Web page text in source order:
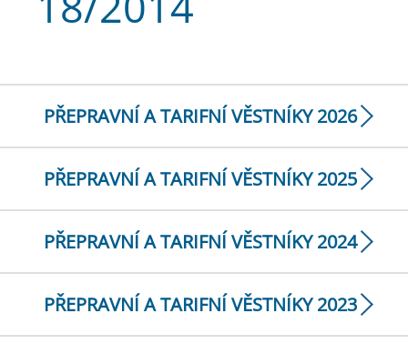
PŘEPRAVNÍ A TARIFNÍ VĚSTNÍKY 2026
PŘEPRAVNÍ A TARIFNÍ VĚSTNÍKY 2025
PŘEPRAVNÍ A TARIFNÍ VĚSTNÍKY 2024
PŘEPRAVNÍ A TARIFNÍ VĚSTNÍKY 2023